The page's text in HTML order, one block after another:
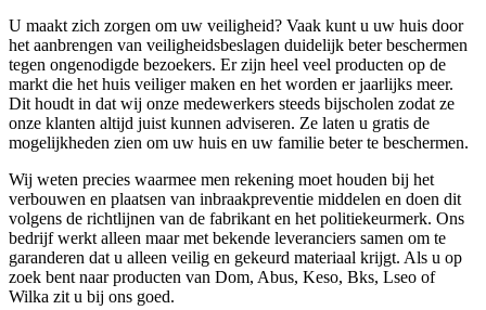
U maakt zich zorgen om uw veiligheid? Vaak kunt u uw huis door
het aanbrengen van veiligheidsbeslagen duidelijk beter beschermen
tegen ongenodigde bezoekers. Er zijn heel veel producten op de
markt die het huis veiliger maken en het worden er jaarlijks meer.
Dit houdt in dat wij onze medewerkers steeds bijscholen zodat ze
onze klanten altijd juist kunnen adviseren. Ze laten u gratis de
mogelijkheden zien om uw huis en uw familie beter te beschermen.
Wij weten precies waarmee men rekening moet houden bij het
verbouwen en plaatsen van inbraakpreventie middelen en doen dit
volgens de richtlijnen van de fabrikant en het politiekeurmerk. Ons
bedrijf werkt alleen maar met bekende leveranciers samen om te
garanderen dat u alleen veilig en gekeurd materiaal krijgt. Als u op
zoek bent naar producten van Dom, Abus, Keso, Bks, Lseo of
Wilka zit u bij ons goed.